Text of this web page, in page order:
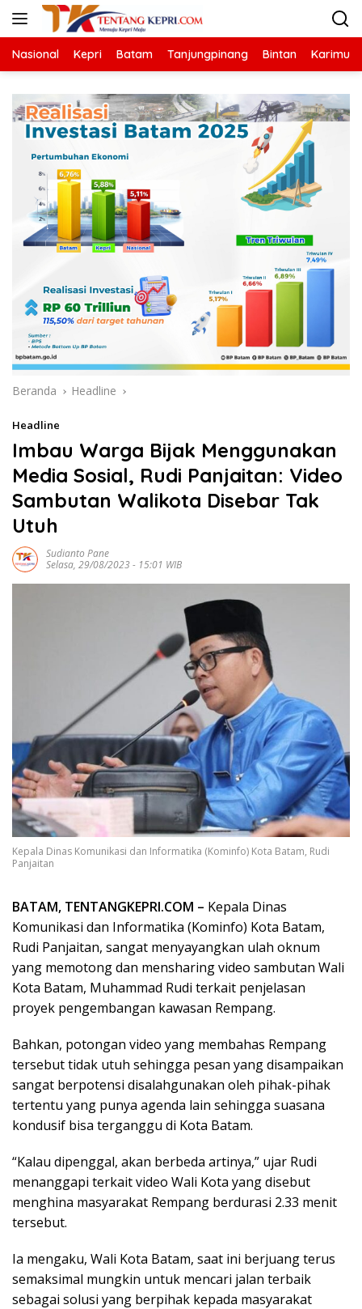
Langsung
Nasional Kepri Batam Tanjungpinang Bintan Karimun
Beranda Headline
Headline
Imbau Warga Bijak Menggunakan
Media Sosial, Rudi Panjaitan: Video
Sambutan Walikota Disebar Tak
Utuh
Sudianto Pane
Selasa, 29/08/2023 - 15:01 WIB
Kepala Dinas Komunikasi dan Informatika (Kominfo) Kota Batam, Rudi
Panjaitan
BATAM, TENTANGKEPRI.COM – Kepala Dinas
Komunikasi dan Informatika (Kominfo) Kota Batam,
Rudi Panjaitan, sangat menyayangkan ulah oknum
yang memotong dan mensharing video sambutan Wali
Kota Batam, Muhammad Rudi terkait penjelasan
proyek pengembangan kawasan Rempang.
Bahkan, potongan video yang membahas Rempang
tersebut tidak utuh sehingga pesan yang disampaikan
sangat berpotensi disalahgunakan oleh pihak-pihak
tertentu yang punya agenda lain sehingga suasana
kondusif bisa terganggu di Kota Batam.
“Kalau dipenggal, akan berbeda artinya,” ujar Rudi
menanggapi terkait video Wali Kota yang disebut
menghina masyarakat Rempang berdurasi 2.33 menit
tersebut.
Ia mengaku, Wali Kota Batam, saat ini berjuang terus
semaksimal mungkin untuk mencari jalan terbaik
sebagai solusi yang berpihak kepada masyarakat